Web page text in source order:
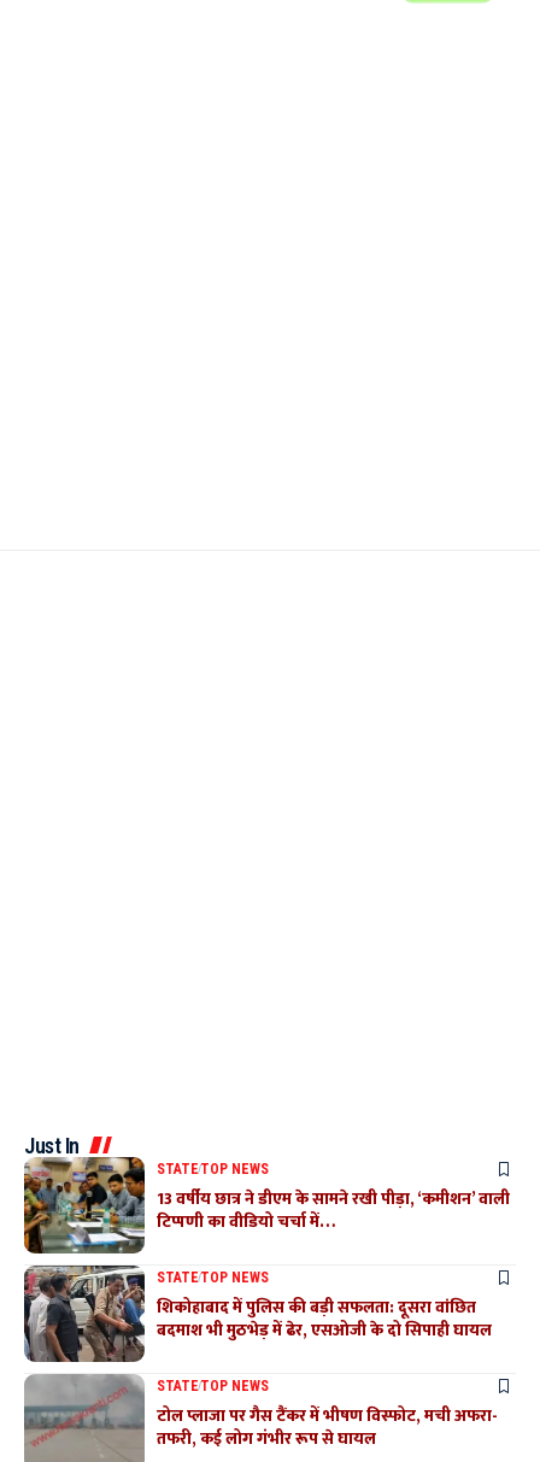
Just In
STATETOP NEWS
13 वर्षीय छात्र ने डीएम के सामने रखी पीड़ा, ‘कमीशन’ वाली
टिप्पणी का वीडियो चर्चा में…
STATETOP NEWS
शिकोहाबाद में पुलिस की बड़ी सफलता: दूसरा वांछित
बदमाश भी मुठभेड़ में ढेर, एसओजी के दो सिपाही घायल
STATETOP NEWS
टोल प्लाजा पर गैस टैंकर में भीषण विस्फोट, मची अफरा-
तफरी, कई लोग गंभीर रूप से घायल